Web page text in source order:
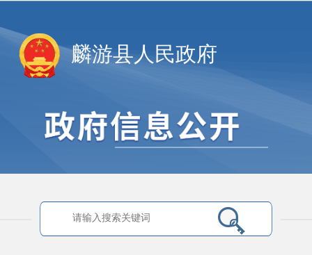
麟游县人民政府